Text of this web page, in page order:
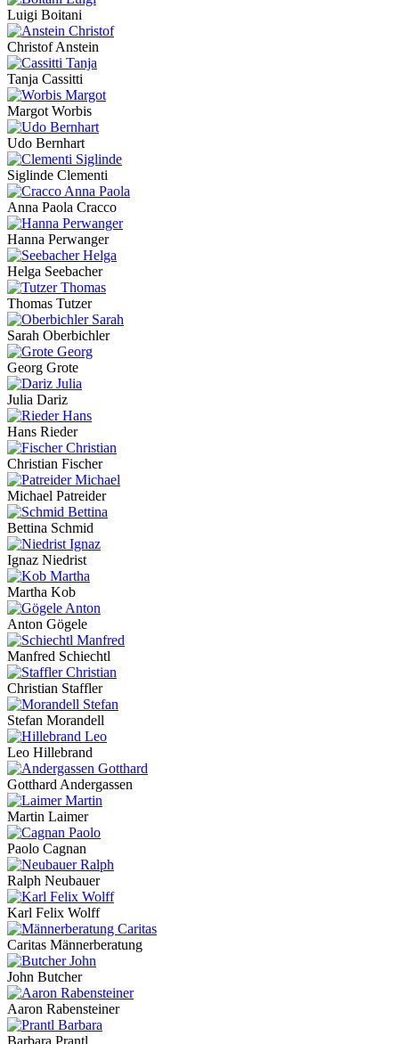
Luigi Boitani
Christof Anstein
Tanja Cassitti
Margot Worbis
Udo Bernhart
Siglinde Clementi
Anna Paola Cracco
Hanna Perwanger
Helga Seebacher
Thomas Tutzer
Sarah Oberbichler
Georg Grote
Julia Dariz
Hans Rieder
Christian Fischer
Michael Patreider
Bettina Schmid
Ignaz Niedrist
Martha Kob
Anton Gögele
Manfred Schiechtl
Christian Staffler
Stefan Morandell
Leo Hillebrand
Gotthard Andergassen
Martin Laimer
Paolo Cagnan
Ralph Neubauer
Karl Felix Wolff
Caritas Männerberatung
John Butcher
Aaron Rabensteiner